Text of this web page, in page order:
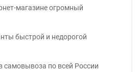
магазине огромный
быстрой и недорогой
самовывоза по всей России